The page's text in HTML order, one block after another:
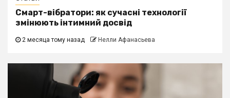
Смарт-вібратори: як сучасні технології
змінюють інтимний досвід
2 месяца тому назад Нелли Афанасьева